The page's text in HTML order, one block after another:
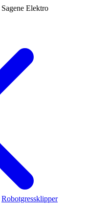
Robotgressklipper
Sagene Elektro